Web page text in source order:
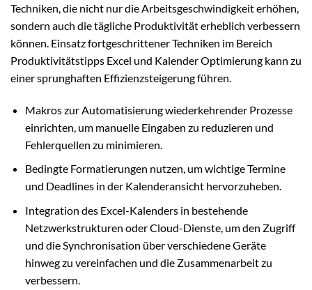
Techniken, die nicht nur die Arbeitsgeschwindigkeit erhöhen,
sondern auch die tägliche Produktivität erheblich verbessern
können. Einsatz fortgeschrittener Techniken im Bereich
Produktivitätstipps Excel und Kalender Optimierung kann zu
einer sprunghaften Effizienzsteigerung führen.
Makros zur Automatisierung wiederkehrender Prozesse
einrichten, um manuelle Eingaben zu reduzieren und
Fehlerquellen zu minimieren.
Bedingte Formatierungen nutzen, um wichtige Termine
und Deadlines in der Kalenderansicht hervorzuheben.
Integration des Excel-Kalenders in bestehende
Netzwerkstrukturen oder Cloud-Dienste, um den Zugriff
und die Synchronisation über verschiedene Geräte
hinweg zu vereinfachen und die Zusammenarbeit zu
verbessern.